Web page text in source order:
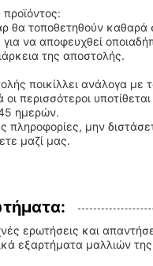
θα τοποθετηθούν καθαρά
να αποφευχθεί
της αποστολής.
ποικίλλει ανάλογα με
περισσότεροι υποτίθεται
ημερών.
πληροφορίες, μην
μαζί μας.
ερωτήσεις και
εξαρτήματα μαλλιών της